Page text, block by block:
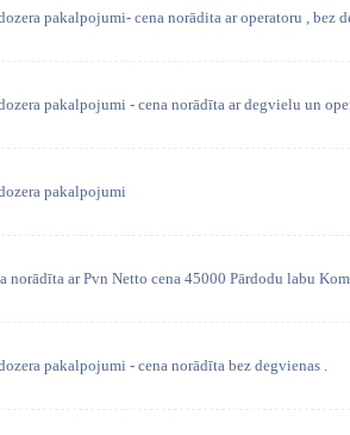
pakalpojumi- cena norādita ar operatoru , bez
pakalpojumi - cena norādīta ar degvielu un
pakalpojumi
norādīta ar Pvn Netto cena 45000 Pārdodu labu
pakalpojumi - cena norādīta bez degvienas .